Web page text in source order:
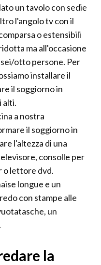
un tavolo con sedie
l'angolo tv con il
o estensibili
ma all'occasione
otto persone. Per
installare il
il soggiorno in
alti.
a nostra
il soggiorno in
l'altezza di una
consolle per
o lettore dvd.
longue e un
con stampe alle
un
la